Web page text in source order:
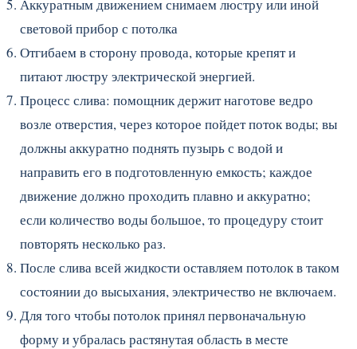
Аккуратным движением снимаем люстру или иной
световой прибор с потолка
Отгибаем в сторону провода, которые крепят и
питают люстру электрической энергией.
Процесс слива: помощник держит наготове ведро
возле отверстия, через которое пойдет поток воды; вы
должны аккуратно поднять пузырь с водой и
направить его в подготовленную емкость; каждое
движение должно проходить плавно и аккуратно;
если количество воды большое, то процедуру стоит
повторять несколько раз.
После слива всей жидкости оставляем потолок в таком
состоянии до высыхания, электричество не включаем.
Для того чтобы потолок принял первоначальную
форму и убралась растянутая область в месте